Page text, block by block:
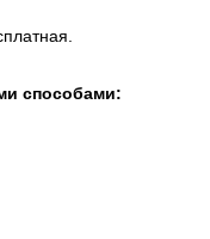
способами: